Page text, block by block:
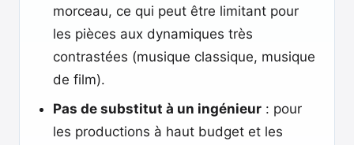
morceau, ce qui peut être limitant pour
les pièces aux dynamiques très
contrastées (musique classique, musique
de film).
Pas de substitut à un ingénieur : pour
les productions à haut budget et les